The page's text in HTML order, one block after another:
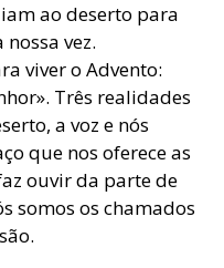
ao deserto para
vez.
viver o Advento:
Três realidades
a voz e nós
que nos oferece as
ouvir da parte de
somos os chamados